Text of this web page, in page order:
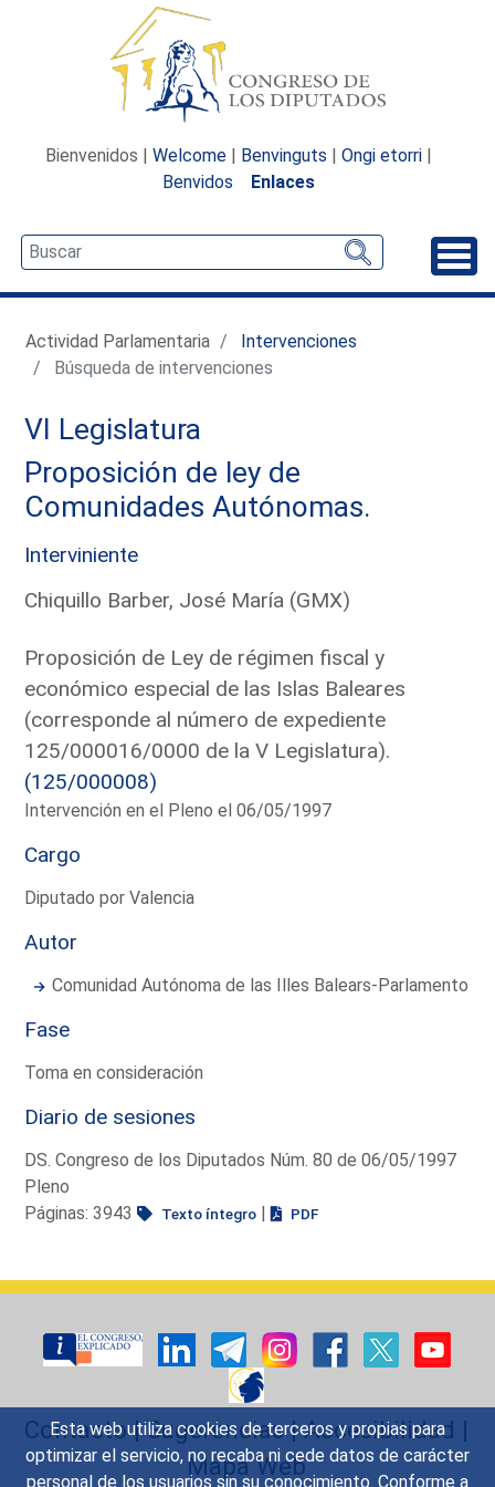
Esta web utiliza cookies de terceros y propias para
optimizar el servicio, no recaba ni cede datos de carácter
personal de los usuarios sin su conocimiento. Conforme a
Bienvenidos | Welcome | Benvinguts | Ongi etorri |
Benvidos
Enlaces
Actividad Parlamentaria
Intervenciones
Búsqueda de intervenciones
VI Legislatura
Proposición de ley de
Comunidades Autónomas.
Interviniente
Chiquillo Barber, José María (GMX)
Proposición de Ley de régimen fiscal y
económico especial de las Islas Baleares
(corresponde al número de expediente
125/000016/0000 de la V Legislatura).
(125/000008)
Intervención en el Pleno el 06/05/1997
Cargo
Diputado por Valencia
Autor
Comunidad Autónoma de las Illes Balears-Parlamento
Fase
Toma en consideración
Diario de sesiones
DS. Congreso de los Diputados Núm. 80 de 06/05/1997
Pleno
Páginas: 3943
Texto íntegro | PDF
Contacto|Sugerencias|Accesibilidad |
Mapa Web